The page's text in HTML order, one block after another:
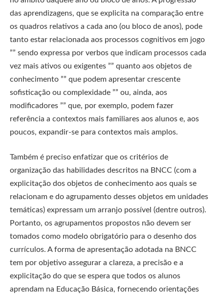
das aprendizagens, que se explicita na comparação entre
os quadros relativos a cada ano (ou bloco de anos), pode
tanto estar relacionada aos processos cognitivos em jogo
”” sendo expressa por verbos que indicam processos cada
vez mais ativos ou exigentes ”” quanto aos objetos de
conhecimento ”” que podem apresentar crescente
sofisticação ou complexidade ”” ou, ainda, aos
modificadores ”” que, por exemplo, podem fazer
referência a contextos mais familiares aos alunos e, aos
poucos, expandir-se para contextos mais amplos.
Também é preciso enfatizar que os critérios de
organização das habilidades descritos na BNCC (com a
explicitação dos objetos de conhecimento aos quais se
relacionam e do agrupamento desses objetos em unidades
temáticas) expressam um arranjo possível (dentre outros).
Portanto, os agrupamentos propostos não devem ser
tomados como modelo obrigatório para o desenho dos
currículos. A forma de apresentação adotada na BNCC
tem por objetivo assegurar a clareza, a precisão e a
explicitação do que se espera que todos os alunos
aprendam na Educação Básica, fornecendo orientações